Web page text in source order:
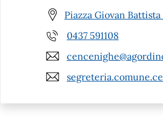
Piazza Giovan
0437 591108